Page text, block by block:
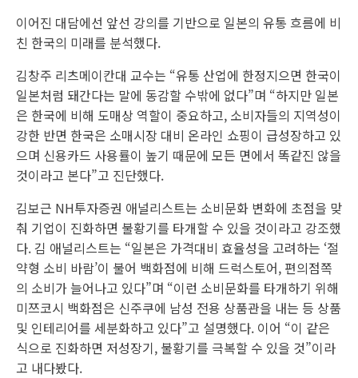
이어진 대담에선 앞선 강의를 기반으로 일본의 유통 흐름에 비
친 한국의 미래를 분석했다.
김창주 리츠메이칸대 교수는 “유통 산업에 한정지으면 한국이
일본처럼 돼간다는 말에 동감할 수밖에 없다”며 “하지만 일본
은 한국에 비해 도매상 역할이 중요하고, 소비자들의 지역성이
강한 반면 한국은 소매시장 대비 온라인 쇼핑이 급성장하고 있
으며 신용카드 사용률이 높기 때문에 모든 면에서 똑같진 않을
것이라고 본다”고 진단했다.
김보근 NH투자증권 애널리스트는 소비문화 변화에 초점을 맞
춰 기업이 진화하면 불황기를 타개할 수 있을 것이라고 강조했
다. 김 애널리스트는 “일본은 가격대비 효율성을 고려하는 ‘절
약형 소비 바람’이 불어 백화점에 비해 드럭스토어, 편의점쪽
의 소비가 늘어나고 있다”며 “이런 소비문화를 타개하기 위해
미쯔코시 백화점은 신주쿠에 남성 전용 상품관을 내는 등 상품
및 인테리어를 세분화하고 있다”고 설명했다. 이어 “이 같은
식으로 진화하면 저성장기, 불황기를 극복할 수 있을 것”이라
고 내다봤다.